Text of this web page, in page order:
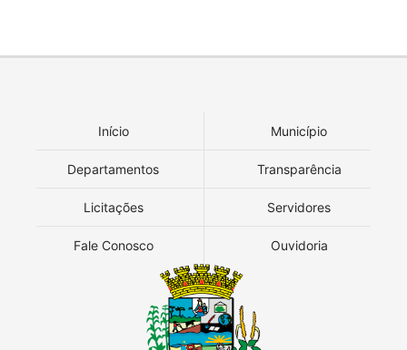
Início Município
Departamentos Transparência
Licitações Servidores
Fale Conosco Ouvidoria